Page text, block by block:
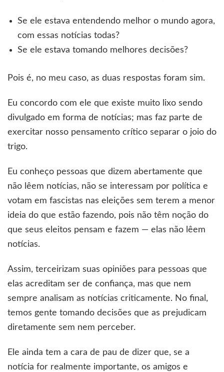
Se ele estava entendendo melhor o mundo agora,
com essas notícias todas?
Se ele estava tomando melhores decisões?
Pois é, no meu caso, as duas respostas foram sim.
Eu concordo com ele que existe muito lixo sendo
divulgado em forma de notícias; mas faz parte de
exercitar nosso pensamento crítico separar o joio do
trigo.
Eu conheço pessoas que dizem abertamente que
não lêem notícias, não se interessam por política e
votam em fascistas nas eleições sem terem a menor
ideia do que estão fazendo, pois não têm noção do
que seus eleitos pensam e fazem — elas não lêem
notícias.
Assim, terceirizam suas opiniões para pessoas que
elas acreditam ser de confiança, mas que nem
sempre analisam as notícias criticamente. No final,
temos gente tomando decisões que as prejudicam
diretamente sem nem perceber.
Ele ainda tem a cara de pau de dizer que, se a
notícia for realmente importante, os amigos e